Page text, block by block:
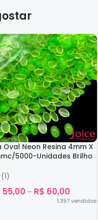
Oval Neon Resina 4mm X
5000-Unidades Brilho
(1)
55,00 – R$ 60,00
1.397vendidos